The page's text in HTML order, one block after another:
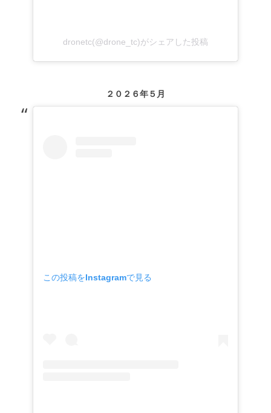
dronetc(@drone_tc)がシェアした投稿
２０２６年５月
この投稿をInstagramで見る